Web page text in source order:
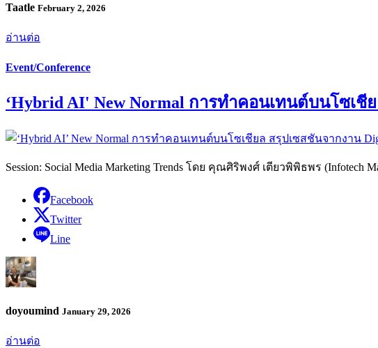
Taatle February 2, 2026
อ่านต่อ
Event/Conference
‘Hybrid AI' New Normal การทำคอนเทนต์บนโซเชี
Session: Social Media Marketing Trends โดย คุณศิริพงศ์ เตียวพิพิธพร
Facebook
Twitter
Line
doyoumind January 29, 2026
อ่านต่อ